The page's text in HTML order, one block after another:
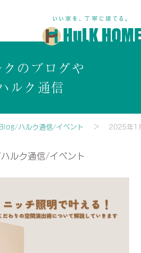
のブログや
ルク通信
ハルク通信/イベント 2025年1
ルク通信/イベント